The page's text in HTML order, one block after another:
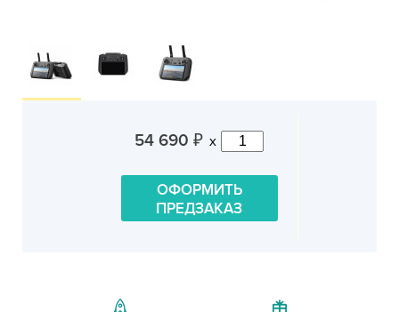
54 690 ₽ x
ОФОРМИТЬ
ПРЕДЗАКАЗ